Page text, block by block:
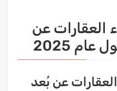
العقارات عن
2025
عن بُعد